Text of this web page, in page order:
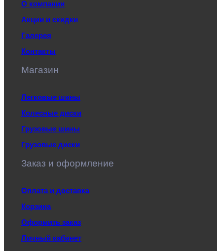
О компании
Акции и скидки
Галерея
Контакты
Магазин
Легковые шины
Колесные диски
Грузовые шины
Грузовые диски
Заказ и оформление
Оплата и доставка
Корзина
Оформить заказ
Личный кабинет